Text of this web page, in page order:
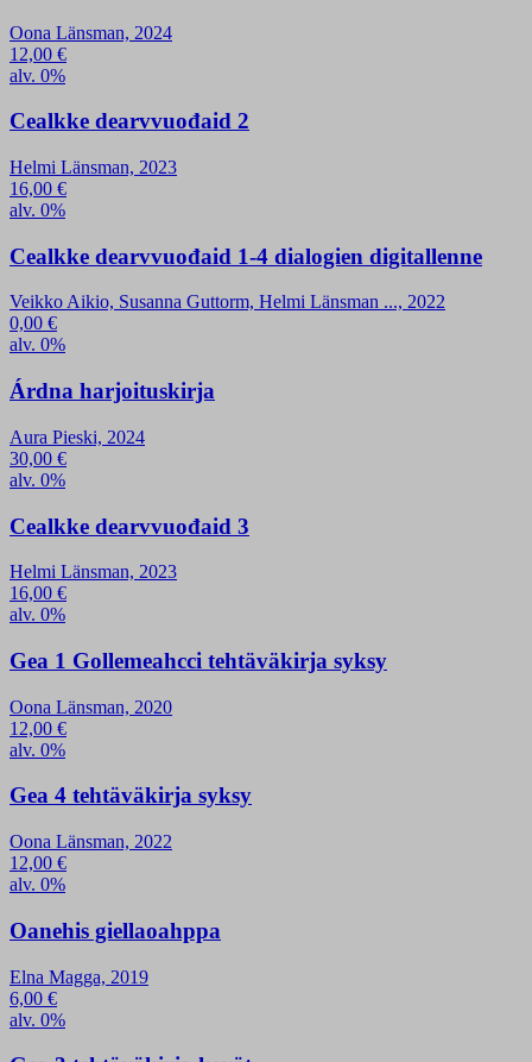
Oona Länsman, 2024
12,00 €
alv. 0%
Cealkke dearvvuođaid 2
Helmi Länsman, 2023
16,00 €
alv. 0%
Cealkke dearvvuođaid 1-4 dialogien digitallenne
Veikko Aikio, Susanna Guttorm, Helmi Länsman ..., 2022
0,00 €
alv. 0%
Árdna harjoituskirja
Aura Pieski, 2024
30,00 €
alv. 0%
Cealkke dearvvuođaid 3
Helmi Länsman, 2023
16,00 €
alv. 0%
Gea 1 Gollemeahcci tehtäväkirja syksy
Oona Länsman, 2020
12,00 €
alv. 0%
Gea 4 tehtäväkirja syksy
Oona Länsman, 2022
12,00 €
alv. 0%
Oanehis giellaoahppa
Elna Magga, 2019
6,00 €
alv. 0%